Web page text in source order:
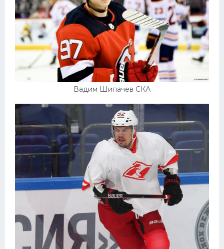
Вадим Шипачев СКА